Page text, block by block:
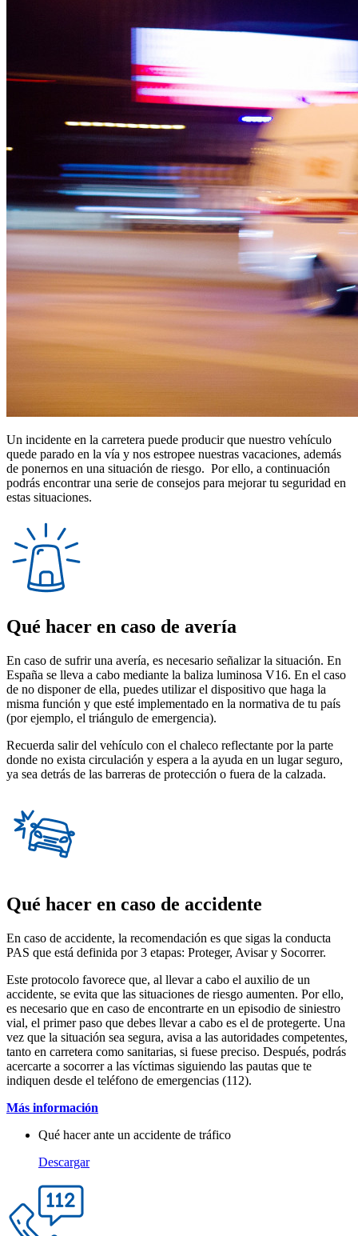
Un incidente en la carretera puede producir que nuestro vehículo
quede parado en la vía y nos estropee nuestras vacaciones, además
de ponernos en una situación de riesgo. Por ello, a continuación
podrás encontrar una serie de consejos para mejorar tu seguridad en
estas situaciones.
Qué hacer en caso de avería
En caso de sufrir una avería, es necesario señalizar la situación. En
España se lleva a cabo mediante la baliza luminosa V16. En el caso
de no disponer de ella, puedes utilizar el dispositivo que haga la
misma función y que esté implementado en la normativa de tu país
(por ejemplo, el triángulo de emergencia).
Recuerda salir del vehículo con el chaleco reflectante por la parte
donde no exista circulación y espera a la ayuda en un lugar seguro,
ya sea detrás de las barreras de protección o fuera de la calzada.
Qué hacer en caso de accidente
En caso de accidente, la recomendación es que sigas la conducta
PAS que está definida por 3 etapas: Proteger, Avisar y Socorrer.
Este protocolo favorece que, al llevar a cabo el auxilio de un
accidente, se evita que las situaciones de riesgo aumenten. Por ello,
es necesario que en caso de encontrarte en un episodio de siniestro
vial, el primer paso que debes llevar a cabo es el de protegerte. Una
vez que la situación sea segura, avisa a las autoridades competentes,
tanto en carretera como sanitarias, si fuese preciso. Después, podrás
acercarte a socorrer a las víctimas siguiendo las pautas que te
indiquen desde el teléfono de emergencias (112).
Más información
Qué hacer ante un accidente de tráfico
Descargar